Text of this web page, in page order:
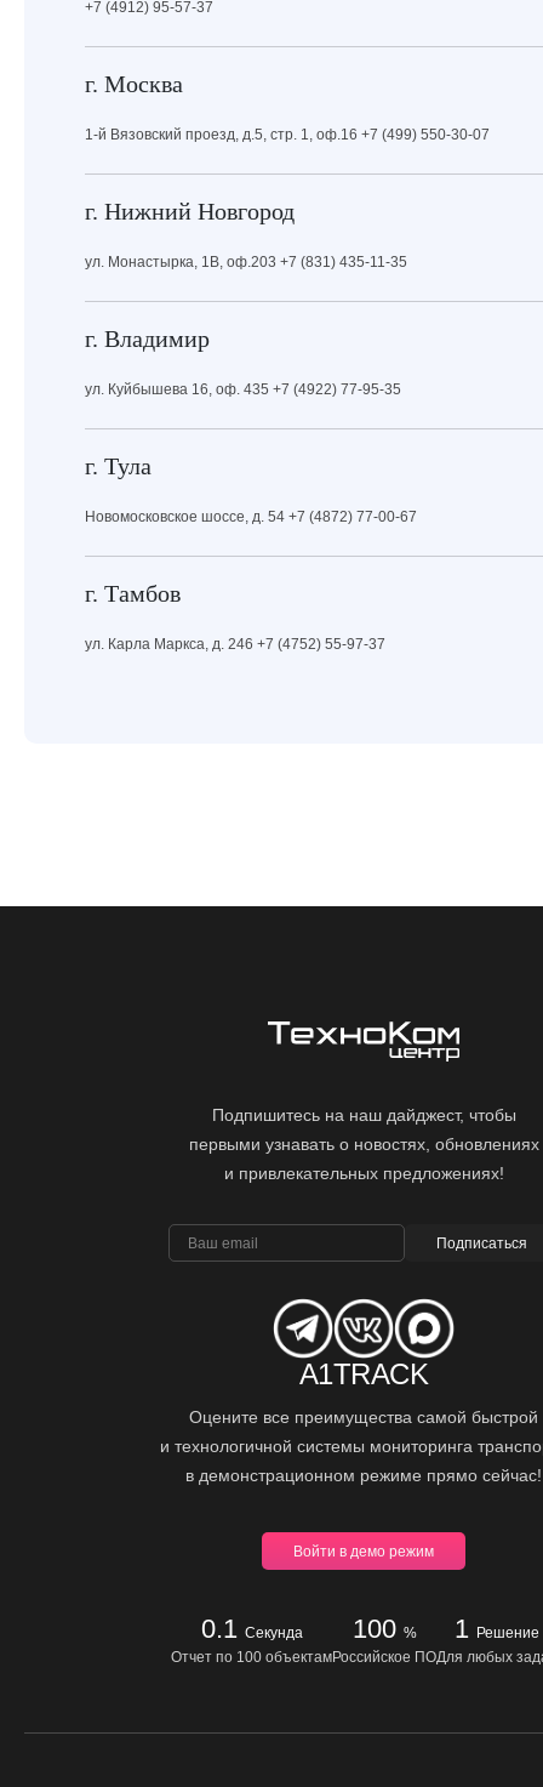
+7 (4912) 95-57-37
г. Москва
1-й Вязовский проезд, д.5, стр. 1, оф.16 +7 (499) 550-30-07
г. Нижний Новгород
ул. Монастырка, 1В, оф.203 +7 (831) 435-11-35
г. Владимир
ул. Куйбышева 16, оф. 435 +7 (4922) 77-95-35
г. Тула
Новомосковское шоссе, д. 54 +7 (4872) 77-00-67
г. Тамбов
ул. Карла Маркса, д. 246 +7 (4752) 55-97-37
Подпишитесь на наш дайджест, чтобы
первыми узнавать о новостях, обновлениях
и привлекательных предложениях!
Подписаться
A1TRACK
Оцените все преимущества самой быстрой
и технологичной системы мониторинга
в демонстрационном режиме прямо сейчас!
Войти в демо режим
0.1 Секунда
Отчет по 100 объектам
100 %
Российское ПО
1 Решение
Для любых